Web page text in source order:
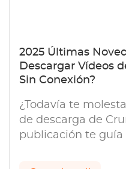
2025 Últimas
Descargar Vídeos
Sin Conexión?
¿Todavía te
de descarga de
publicación te guía